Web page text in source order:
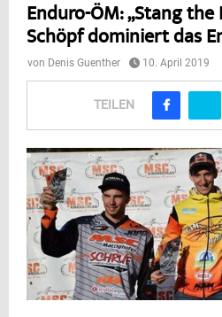
Enduro-ÖM: „Stang the
Schöpf dominiert das
von Denis Guenther 10. April 2019
TEILEN